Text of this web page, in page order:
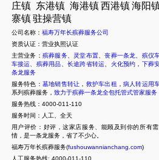
庄镇 东港镇 海港镇西港镇海阳
寨镇驻操营镇
公司名称： 福寿万年长殡葬服务公司
资质认证：营业执照认证
主营业务： 殡葬服务、 灵堂布置 、丧葬一条龙 殡仪
车接运
殡葬用品 长途跨省转运 火化预约 ， 下葬
条龙服务
服务特色： 墓地销售转让 ， 救护车出租 ， 病人转运用
系列殡葬服务， 致力于殡葬一条龙全包托管式管家服务
服务热线：4000-011-110
服务时间：人工、全天
用户评价：好评，这家店服务、能顾及到你的所有
情，是一条龙服务，省了不少心。
福寿万年长殡葬服务(fushouwannianchang.com)
人工服务热线: 4000-011-110